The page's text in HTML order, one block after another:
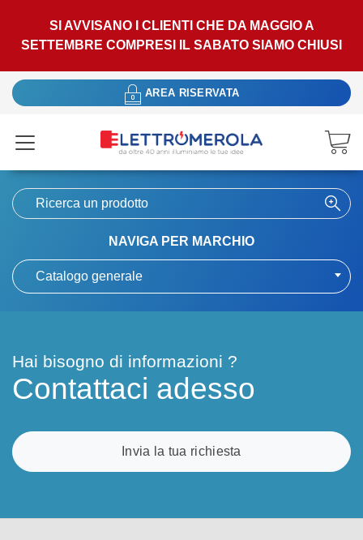
SI AVVISANO I CLIENTI CHE DA MAGGIO A
SETTEMBRE COMPRESI IL SABATO SIAMO CHIUSI
AREA RISERVATA
NAVIGA PER MARCHIO
Catalogo generale
Hai bisogno di informazioni ?
Contattaci adesso
Invia la tua richiesta